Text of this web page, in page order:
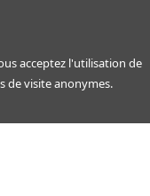
acceptez l'utilisation de
de visite anonymes.